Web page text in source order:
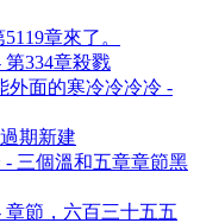
章來了。
334章殺戮
外面的寒冷冷冷冷 -
期新建
- 三個溫和五章章節黑
節，六百三十五五